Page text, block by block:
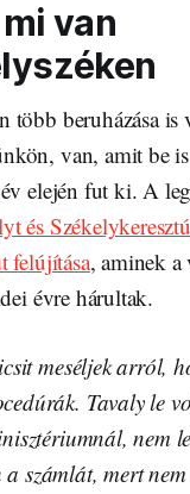
van
több beruházása is
van, amit be
elején fut ki. A
és
felújítása, aminek a
évre hárultak.
meséljek arról,
Tavaly le
nem
a számlát, mert